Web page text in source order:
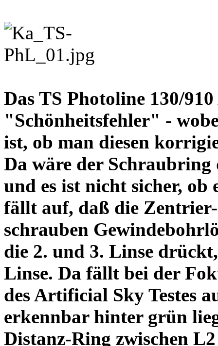
Das TS Photoline 130/
"Schönheitsfehler" -
ist, ob man diesen
Da wäre der
und es ist nicht sicher,
fällt auf, daß die Zentrier-
schrauben
die 2. und 3. Linse
Linse. Da fällt bei der
des Artificial Sky Testes
erkennbar hinter grün
Distanz-Ring zwischen